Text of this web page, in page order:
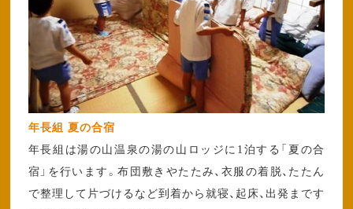
年長組 夏の合宿
年長組は湯の山温泉の湯の山ロッジに1泊する「夏の合
宿」を行います。布団敷きやたたみ、衣服の着脱、たたん
で整理して片づけるなど到着から就寝、起床、出発まです